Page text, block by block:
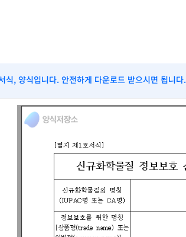
, 양식입니다. 안전하게 다운로드 받으시면 됩니다.